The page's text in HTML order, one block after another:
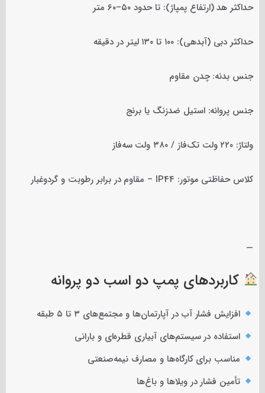
حداکثر هد (ارتفاع پمپاژ): تا حدود ۵۰–۶۰ متر
حداکثر دبی (آبدهی): ۱۰۰ تا ۱۳۰ لیتر در دقیقه
جنس بدنه: چدن مقاوم
جنس پروانه: استیل ضدزنگ یا برنج
ولتاژ: ۲۲۰ ولت تک‌فاز / ۳۸۰ ولت سه‌فاز
کلاس حفاظتی موتور: IP44 – مقاوم در برابر رطوبت و گردوغبار
—
کاربردهای پمپ دو اسب دو پروانه
افزایش فشار آب در آپارتمان‌ها و مجتمع‌های ۳ تا ۵ طبقه
استفاده در سیستم‌های آبیاری قطره‌ای و بارانی
مناسب برای کارگاه‌ها و مصارف نیمه‌صنعتی
تأمین فشار در ویلاها و باغ‌ها